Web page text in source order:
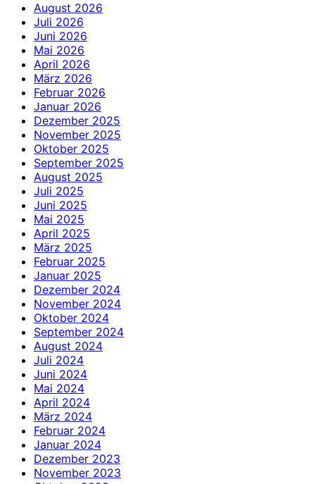
August 2026
Juli 2026
Juni 2026
Mai 2026
April 2026
März 2026
Februar 2026
Januar 2026
Dezember 2025
November 2025
Oktober 2025
September 2025
August 2025
Juli 2025
Juni 2025
Mai 2025
April 2025
März 2025
Februar 2025
Januar 2025
Dezember 2024
November 2024
Oktober 2024
September 2024
August 2024
Juli 2024
Juni 2024
Mai 2024
April 2024
März 2024
Februar 2024
Januar 2024
Dezember 2023
November 2023